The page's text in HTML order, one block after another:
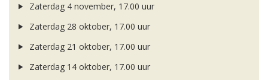
Zaterdag 4 november, 17.00 uur
Zaterdag 28 oktober, 17.00 uur
Zaterdag 21 oktober, 17.00 uur
Zaterdag 14 oktober, 17.00 uur